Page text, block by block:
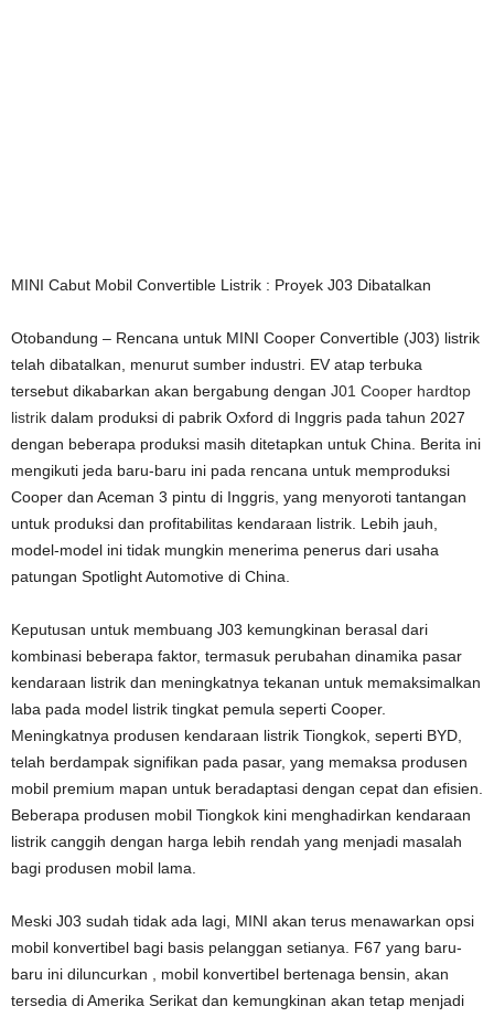
MINI Cabut Mobil Convertible Listrik : Proyek J03 Dibatalkan
Otobandung – Rencana untuk MINI Cooper Convertible (J03) listrik
telah dibatalkan, menurut sumber industri. EV atap terbuka
tersebut dikabarkan akan bergabung dengan J01 Cooper hardtop
listrik dalam produksi di pabrik Oxford di Inggris pada tahun 2027
dengan beberapa produksi masih ditetapkan untuk China. Berita ini
mengikuti jeda baru-baru ini pada rencana untuk memproduksi
Cooper dan Aceman 3 pintu di Inggris, yang menyoroti tantangan
untuk produksi dan profitabilitas kendaraan listrik. Lebih jauh,
model-model ini tidak mungkin menerima penerus dari usaha
patungan Spotlight Automotive di China.
Keputusan untuk membuang J03 kemungkinan berasal dari
kombinasi beberapa faktor, termasuk perubahan dinamika pasar
kendaraan listrik dan meningkatnya tekanan untuk memaksimalkan
laba pada model listrik tingkat pemula seperti Cooper.
Meningkatnya produsen kendaraan listrik Tiongkok, seperti BYD,
telah berdampak signifikan pada pasar, yang memaksa produsen
mobil premium mapan untuk beradaptasi dengan cepat dan efisien.
Beberapa produsen mobil Tiongkok kini menghadirkan kendaraan
listrik canggih dengan harga lebih rendah yang menjadi masalah
bagi produsen mobil lama.
Meski J03 sudah tidak ada lagi, MINI akan terus menawarkan opsi
mobil konvertibel bagi basis pelanggan setianya. F67 yang baru-
baru ini diluncurkan , mobil konvertibel bertenaga bensin, akan
tersedia di Amerika Serikat dan kemungkinan akan tetap menjadi